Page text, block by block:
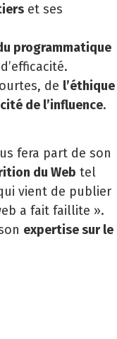
et ses
programmatique
de l’éthique
de l’influence.
fera part de son
du Web tel
vient de publier
a fait faillite ».
expertise sur le